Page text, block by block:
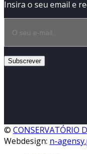
Insira o seu email e
© CONSERVATÓRIO
Webdesign: n-